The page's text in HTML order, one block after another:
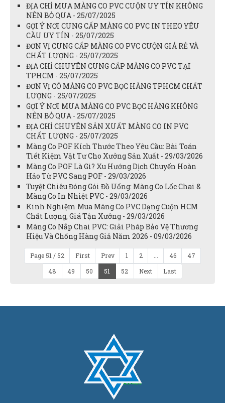
ĐỊA CHỈ MUA MÀNG CO PVC CUỘN UY TÍN KHÔNG
NÊN BỎ QUA - 25/07/2025
GỢI Ý NƠI CUNG CẤP MÀNG CO PVC IN THEO YÊU
CẦU UY TÍN - 25/07/2025
ĐƠN VỊ CUNG CẤP MÀNG CO PVC CUỘN GIÁ RẺ VÀ
CHẤT LƯỢNG - 25/07/2025
ĐỊA CHỈ CHUYÊN CUNG CẤP MÀNG CO PVC TẠI
TPHCM - 25/07/2025
ĐƠN VỊ CÓ MÀNG CO PVC BỌC HÀNG TPHCM CHẤT
LƯỢNG - 25/07/2025
GỢI Ý NƠI MUA MÀNG CO PVC BỌC HÀNG KHÔNG
NÊN BỎ QUA - 25/07/2025
ĐỊA CHỈ CHUYÊN SẢN XUẤT MÀNG CO IN PVC
CHẤT LƯỢNG - 25/07/2025
Màng Co POF Kích Thước Theo Yêu Cầu: Bài Toán
Tiết Kiệm Vật Tư Cho Xưởng Sản Xuất - 29/03/2026
Màng Co POF Là Gì? Xu Hướng Dịch Chuyển Hoàn
Hảo Từ PVC Sang POF - 29/03/2026
Tuyệt Chiêu Đóng Gói Đồ Uống: Màng Co Lốc Chai &
Màng Co In Nhiệt PVC - 29/03/2026
Kinh Nghiệm Mua Màng Co PVC Dạng Cuộn HCM
Chất Lượng, Giá Tận Xưởng - 29/03/2026
Màng Co Nắp Chai PVC: Giải Pháp Bảo Vệ Thương
Hiệu Và Chống Hàng Giả Năm 2026 - 09/03/2026
Page 51 / 52 First Prev 1 2 46
47
48
49 50 51 52 Next Last